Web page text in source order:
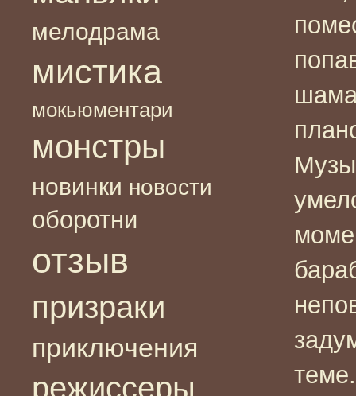
мелодрама
мистика
мокьюментари
монстры
новинки новости
оборотни
отзыв
призраки
приключения
режиссеры